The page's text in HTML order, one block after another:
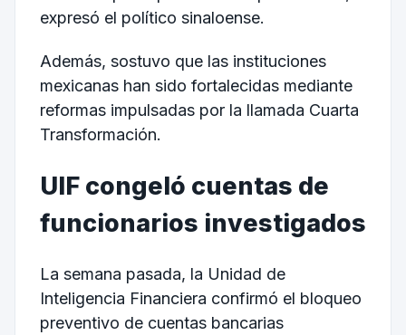
expresó el político sinaloense.
Además, sostuvo que las instituciones
mexicanas han sido fortalecidas mediante
reformas impulsadas por la llamada Cuarta
Transformación.
UIF congeló cuentas de
funcionarios investigados
La semana pasada, la Unidad de
Inteligencia Financiera confirmó el bloqueo
preventivo de cuentas bancarias